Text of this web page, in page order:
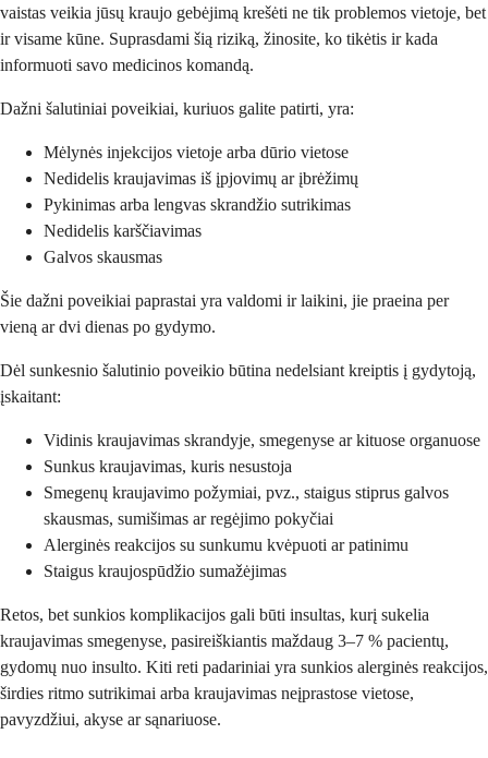
vaistas veikia jūsų kraujo gebėjimą krešėti ne tik problemos vietoje, bet
ir visame kūne. Suprasdami šią riziką, žinosite, ko tikėtis ir kada
informuoti savo medicinos komandą.
Dažni šalutiniai poveikiai, kuriuos galite patirti, yra:
Mėlynės injekcijos vietoje arba dūrio vietose
Nedidelis kraujavimas iš įpjovimų ar įbrėžimų
Pykinimas arba lengvas skrandžio sutrikimas
Nedidelis karščiavimas
Galvos skausmas
Šie dažni poveikiai paprastai yra valdomi ir laikini, jie praeina per
vieną ar dvi dienas po gydymo.
Dėl sunkesnio šalutinio poveikio būtina nedelsiant kreiptis į gydytoją,
įskaitant:
Vidinis kraujavimas skrandyje, smegenyse ar kituose organuose
Sunkus kraujavimas, kuris nesustoja
Smegenų kraujavimo požymiai, pvz., staigus stiprus galvos
skausmas, sumišimas ar regėjimo pokyčiai
Alerginės reakcijos su sunkumu kvėpuoti ar patinimu
Staigus kraujospūdžio sumažėjimas
Retos, bet sunkios komplikacijos gali būti insultas, kurį sukelia
kraujavimas smegenyse, pasireiškiantis maždaug 3–7 % pacientų,
gydomų nuo insulto. Kiti reti padariniai yra sunkios alerginės reakcijos,
širdies ritmo sutrikimai arba kraujavimas neįprastose vietose,
pavyzdžiui, akyse ar sąnariuose.